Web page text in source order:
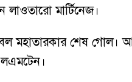
মার্টিনেজ।
শেষ গোল।